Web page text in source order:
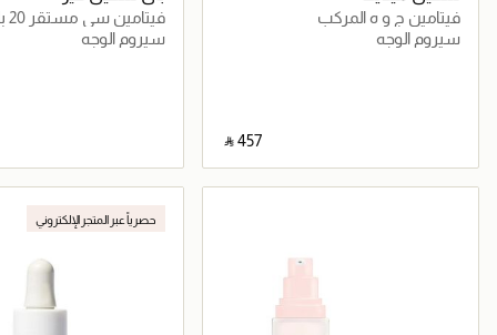
فيتامين ج و ه المركب
سيروم الوجه
‎ ⃁ ⁦457⁩ ‎
جاري تحميل التفاصيل
فيتامين سي مستقر 20 بالمئة
سيروم الوجه
جاري تحميل
حصرياً عبر المتجر الإلكتروني